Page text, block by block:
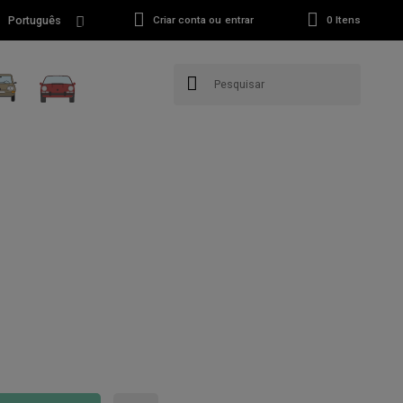
Português Criar conta ou entrar 0 Itens